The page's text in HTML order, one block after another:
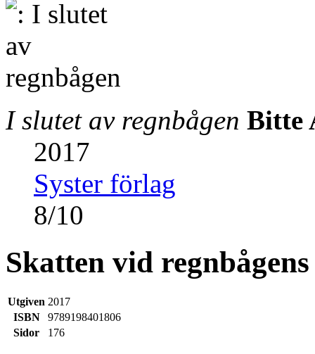
I slutet av regnbågen Bitte
2017
Syster förlag
8/10
Skatten vid
Utgiven 2017
ISBN
9789198401806
Sidor
176